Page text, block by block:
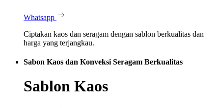
Whatsapp
Ciptakan kaos dan seragam dengan sablon berkualitas dan
harga yang terjangkau.
Sabon Kaos dan Konveksi Seragam Berkualitas
Sablon Kaos